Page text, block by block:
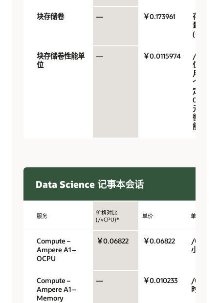
块存储卷 — ￥0.173961
存储容
量
(GB)/月
块存储卷性能单
位
— ￥0.0115974
/性能单
位/GB/
月（10
个 VPU
定价
0.017 美
元，均
衡性
能）
Data Science 记事本会话
服务
价格对比
(/vCPU)*
单价 单位
Compute –
Ampere A1 –
OCPU
￥0.06822 ￥0.06822
/OCPU/
小时
Compute –
Ampere A1 –
Memory
— ￥0.010233
/GB/小
时